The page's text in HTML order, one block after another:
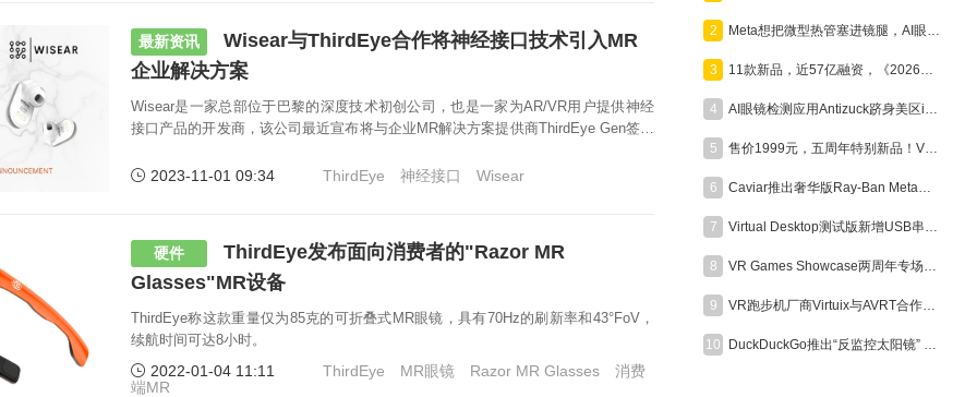
最新资讯
Wisear与ThirdEye合作将神经接口技术引入MR
企业解决方案
Wisear是一家总部位于巴黎的深度技术初创公司，也是一家为AR/VR用户提供神经
接口产品的开发商，该公司最近宣布将与企业MR解决方案提供商ThirdEye Gen签署
2023-11-01 09:34 ThirdEye 神经接口 Wisear
硬件
ThirdEye发布面向消费者的"Razor MR
Glasses"MR设备
ThirdEye称这款重量仅为85克的可折叠式MR眼镜，具有70Hz的刷新率和43°FoV，
续航时间可达8小时。
2022-01-04 11:11 ThirdEye MR眼镜 Razor MR Glasses
消费
端MR
2
3
4
5
6
7
8
9
10